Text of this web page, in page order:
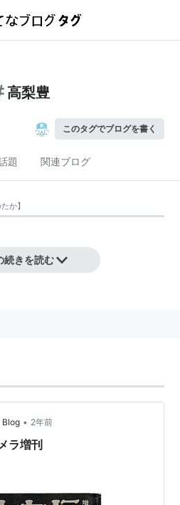
高梨豊
このタグでブログを書く
題 関連ブログ
か】
続きを読む
Blog • 2年前
ラ増刊